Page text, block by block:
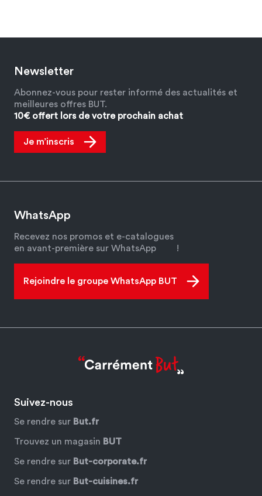
Newsletter
Abonnez-vous pour rester informé des actualités et
meilleures offres BUT.
10€ offert lors de votre prochain achat
Je m’inscris
WhatsApp
Recevez nos promos et e-catalogues
en avant-première sur WhatsApp
!
Rejoindre le groupe WhatsApp BUT
Suivez-nous
Se rendre sur But.fr
Trouvez un magasin BUT
Se rendre sur But-corporate.fr
Se rendre sur But-cuisines.fr